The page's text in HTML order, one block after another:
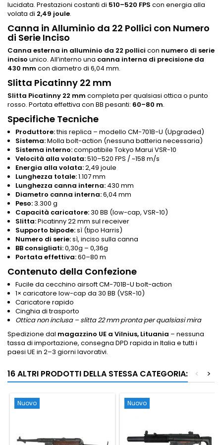
lucidata. Prestazioni costanti di 510–520 FPS con energia alla
volata di 2,49 joule.
Canna in Alluminio da 22 Pollici con Numero
di Serie Inciso
Canna esterna in alluminio da 22 pollici con numero di serie
inciso unico. All’interno una canna interna di precisione da
430 mm con diametro di 6,04 mm.
Slitta Picatinny 22 mm
Slitta Picatinny 22 mm completa per qualsiasi ottica o punto
rosso. Portata effettiva con BB pesanti: 60–80 m.
Specifiche Tecniche
Produttore:this replica – modello CM-701B-U (Upgraded)
Sistema:Molla bolt-action (nessuna batteria necessaria)
Sistema interno:compatibile Tokyo Marui VSR-10
Velocità alla volata:510–520 FPS / ~158 m/s
Energia alla volata:2,49 joule
Lunghezza totale:1.107 mm
Lunghezza canna interna: 430 mm
Diametro canna interna:6,04 mm
Peso:3.300 g
Capacità caricatore:30 BB (low-cap, VSR-10)
Slitta:Picatinny 22 mm sul receiver
Supporto bipode:sì (tipo Harris)
Numero di serie:sì, inciso sulla canna
BB consigliati:0,30g – 0,36g
Portata effettiva:60–80 m
Contenuto della Confezione
Fucile da cecchino airsoft CM-701B-U bolt-action
1× caricatore low-cap da 30 BB (VSR-10)
Caricatore rapido
Cinghia di trasporto
Ottica non inclusa – slitta 22 mm pronta per qualsiasi mira
Spedizione dal magazzino UE a Vilnius, Lituania – nessuna
tassa di importazione, consegna DPD rapida in Italia e tutti i
paesi UE in 2–3 giorni lavorativi.
16 ALTRI PRODOTTI DELLA STESSA CATEGORIA: >
<
Nuovo Nuovo